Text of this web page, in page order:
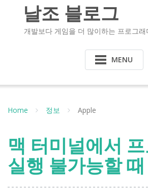
날조 블로그
개발보다 게임을 더 많이하는 프로그
MENU
Home 정보 Apple
맥 터미널에서
실행 불가능할 때